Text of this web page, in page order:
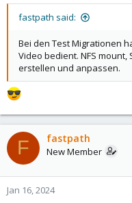
fastpath said:
Bei den Test Migrationen
Video bedient. NFS
erstellen und anpassen.
F fastpath
New Member
Jan 16, 2024